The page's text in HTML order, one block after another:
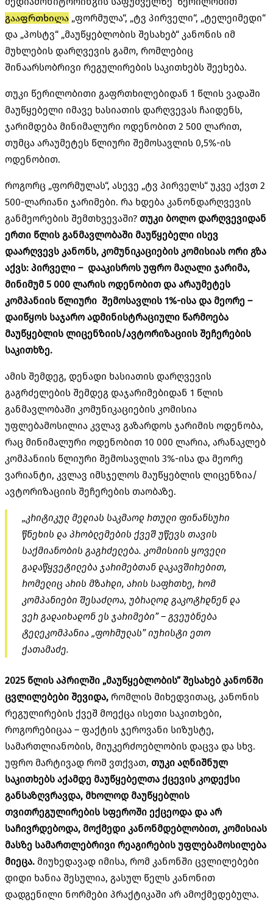
გააფრთხილა „ფორმულა“, „ტვ პირველი“, „ტელეიმედი“
და „პოსტვ“ „მაუწყებლობის შესახებ“ კანონის იმ
მუხლების დარღვევის გამო, რომლებიც
შინაარსობრივი რეგულირების საკითხებს შეეხება.
თუკი წერილობითი გაფრთხილებიდან 1 წლის ვადაში
მაუწყებელი იმავე ხასიათის დარღვევას ჩაიდენს,
ჯარიმდება მინიმალური ოდენობით 2 500 ლარით,
თუმცა არაუმეტეს წლიური შემოსავლის 0,5%-ის
ოდენობით.
როგორც „ფორმულას“, ასევე „ტვ პირველს“ უკვე აქვთ 2
500-ლარიანი ჯარიმები. რა ხდება კანონდარღვევის
განმეორების შემთხვევაში? თუკი ბოლო დარღვევიდან
ერთი წლის განმავლობაში მაუწყებელი ისევ
დაარღვევს კანონს, კომუნიკაციების კომისიას ორი გზა
აქვს: პირველი – დააკისროს უფრო მაღალი ჯარიმა,
მინიმუმ 5 000 ლარის ოდენობით და არაუმეტეს
კომპანიის წლიური შემოსავლის 1%-ისა და მეორე –
დაიწყოს საჯარო ადმინისტრაციული წარმოება
მაუწყებლის ლიცენზიის/ავტორიზაციის შეჩერების
საკითხზე.
ამის შემდეგ, დენადი ხასიათის დარღვევის
გაგრძელების შემდეგ დაჯარიმებიდან 1 წლის
განმავლობაში კომუნიკაციების კომისია
უფლებამოსილია კვლავ გაზარდოს ჯარიმის ოდენობა,
რაც მინიმალური ოდენობით 10 000 ლარია, არანაკლებ
კომპანიის წლიური შემოსავლის 3%-ისა და მეორე
ვარიანტი, კვლავ იმსჯელოს მაუწყებლის ლიცენზია/
ავტორიზაციის შეჩერების თაობაზე.
„კრიტიკულ მედიას საკმაოდ რთული ფინანსური
წნეხის და პრობლემების ქვეშ უწევს თავის
საქმიანობის გაგრძელება. კომისიის ყოველი
გადაწყვეტილება ჯარიმებთან დაკავშირებით,
რომელიც არის მზარდი, არის საფრთხე, რომ
კომპანიები შესაძლოა, უბრალოდ გაკოტრდნენ და
ვერ გადაიხადონ ეს ჯარიმები” – გვეუბნება
ტელეკომპანია „ფორმულას” იურისტი ეთო
ქათამაძე.
2025 წლის აპრილში „მაუწყებლობის” შესახებ კანონში
ცვლილებები შევიდა, რომლის მიხედვითაც, კანონის
რეგულირების ქვეშ მოექცა ისეთი საკითხები,
როგორებიცაა – ფაქტის ჯეროვანი სიზუსტე,
სამართლიანობის, მიუკერძოებლობის დაცვა და სხვ.
უფრო მარტივად რომ ვთქვათ, თუკი აღნიშნულ
საკითხებს აქამდე მაუწყებელთა ქცევის კოდექსი
განსაზღვრავდა, მხოლოდ მაუწყებლის
თვითრეგულირების სფეროში ექცეოდა და არ
საჩივრდებოდა, მოქმედი კანონმდებლობით, კომისიას
მასზე სამართლებრივი რეაგირების უფლებამოსილება
მიეცა. მიუხედავად იმისა, რომ კანონში ცვლილებები
დიდი ხანია შესულია, გასულ წელს კანონით
დადგენილი ნორმები პრაქტიკაში არ ამოქმედებულა.